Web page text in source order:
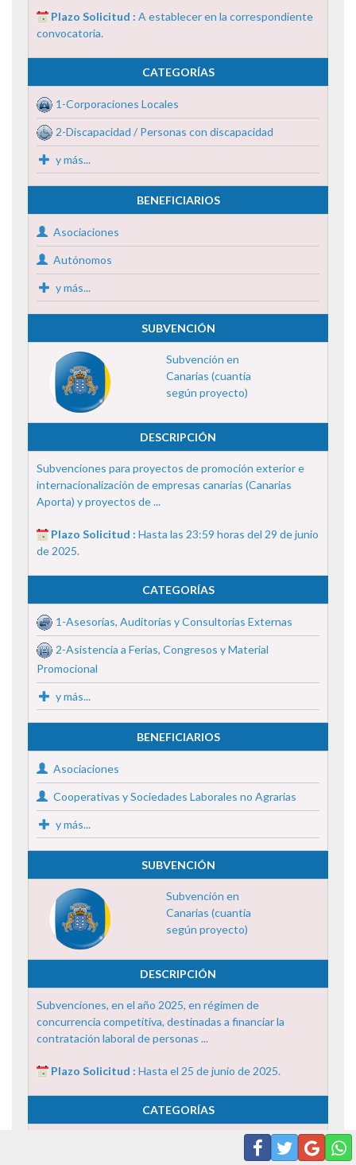
Plazo Solicitud : A establecer en la correspondiente
convocatoria.
CATEGORÍAS
1-Corporaciones Locales
2-Discapacidad / Personas con discapacidad
y más...
BENEFICIARIOS
Asociaciones
Autónomos
y más...
SUBVENCIÓN
Subvención en
Canarias (cuantía
según proyecto)
DESCRIPCIÓN
Subvenciones para proyectos de promoción exterior e
internacionalización de empresas canarias (Canarias
Aporta) y proyectos de ...
Plazo Solicitud : Hasta las 23:59 horas del 29 de junio
de 2025.
CATEGORÍAS
1-Asesorías, Auditorías y Consultorías Externas
2-Asistencia a Ferias, Congresos y Material
Promocional
y más...
BENEFICIARIOS
Asociaciones
Cooperativas y Sociedades Laborales no Agrarias
y más...
SUBVENCIÓN
Subvención en
Canarias (cuantía
según proyecto)
DESCRIPCIÓN
Subvenciones, en el año 2025, en régimen de
concurrencia competitiva, destinadas a financiar la
contratación laboral de personas ...
Plazo Solicitud : Hasta el 25 de junio de 2025.
CATEGORÍAS